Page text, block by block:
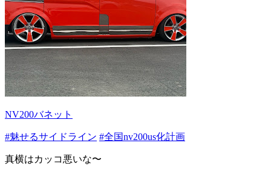
NV200バネット
#魅せるサイドライン #全国nv200us化計画
真横はカッコ悪いな〜